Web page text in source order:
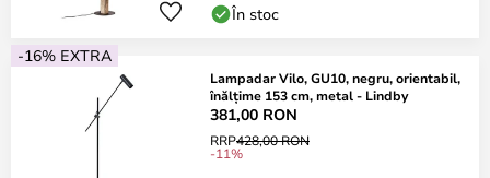
În stoc
-16% EXTRA
Lampadar Vilo, GU10, negru, orientabil,
înălțime 153 cm, metal - Lindby
381,00 RON
RRP428,00 RON
-11%